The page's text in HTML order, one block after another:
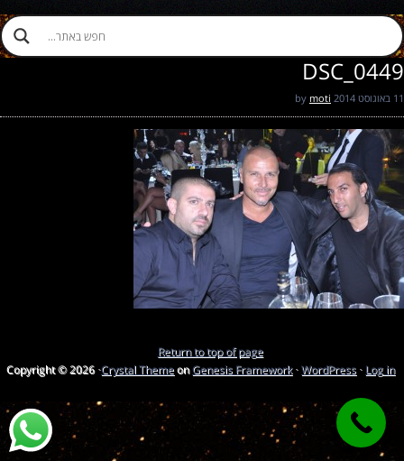
DSC_0449
11 באוגוסט 2014 moti
Return to top of page
Copyright © 2026 ·Crystal ThemeonGenesis Framework·WordPress· Log in